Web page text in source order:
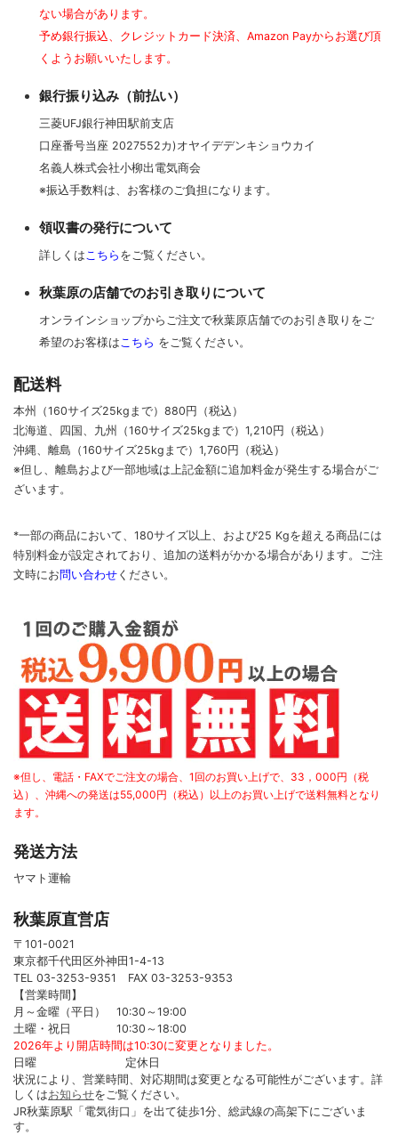
ない場合があります。
予め銀行振込、クレジットカード決済、Amazon Payからお選び頂
くようお願いいたします。
銀行振り込み（前払い）
三菱UFJ銀行神田駅前支店
口座番号当座 2027552カ)オヤイデデンキショウカイ
名義人株式会社小柳出電気商会
※振込手数料は、お客様のご負担になります。
領収書の発行について
詳しくはこちら をご覧ください。
秋葉原の店舗でのお引き取りについて
オンラインショップからご注文で秋葉原店舗でのお引き取りをご
希望のお客様はこちら をご覧ください。
配送料
本州（160サイズ25kgまで）880円（税込）
北海道、四国、九州
（160サイズ25kgまで） 1,210円（税込）
沖縄、離島 （160サイズ25kgまで） 1,760円（税込）
※但し、離島および一部地域は上記金額に追加料金が発生する場合がご
ざいます。
*一部の商品において、180サイズ以上、および25 Kgを超える商品には
特別料金が設定されており、追加の送料がかかる場合があります。 ご注
文時にお問い合わせ ください。
※但し、電話・FAXでご注文の場合、1回のお買い上げで、33，000円（税
込）、沖縄への発送は55,000円（税込）以上のお買い上げで送料無料となり
ます。
発送方法
ヤマト運輸
秋葉原直営店
〒101-0021
東京都千代田区外神田1-4-13
TEL 03-3253-9351 FAX 03-3253-9353
【営業時間】
月～金曜（平日） 10:30～19:00
土曜・祝日 10:30～18:00
2026年より開店時間は10:30に変更となりました。
日曜 定休日
状況により、営業時間、対応期間は変更となる可能性がございます。詳
しくはお知らせをご覧ください。
JR秋葉原駅「電気街口」を出て徒歩1分、総武線の高架下にございま
す。